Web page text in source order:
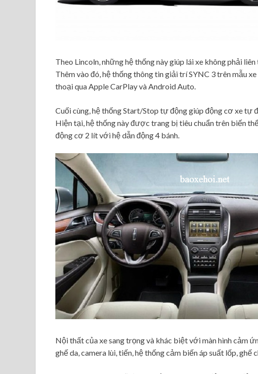
Theo Lincoln, những hệ thống này giúp lái xe không phải
Thêm vào đó, hệ thống thông tin giải trí SYNC 3 trên mẫu
thoại qua Apple CarPlay và Android Auto.
Cuối cùng, hệ thống Start/Stop tự động giúp động cơ xe tự
Hiện tại, hệ thống này được trang bị tiêu chuẩn trên biến
động cơ 2 lít với hệ dẫn động 4 bánh.
Nội thất của xe sang trọng và khác biệt với màn hình cảm
ghế da, camera lùi, tiến, hệ thống cảm biến áp suất lốp,